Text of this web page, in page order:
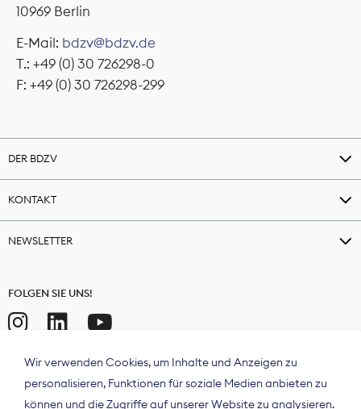
10969 Berlin
E-Mail: bdzv@bdzv.de
T.: +49 (0) 30 726298-0
F: +49 (0) 30 726298-299
DER BDZV
KONTAKT
NEWSLETTER
FOLGEN SIE UNS!
Wir verwenden Cookies, um Inhalte und Anzeigen zu
personalisieren, Funktionen für soziale Medien anbieten zu
können und die Zugriffe auf unserer Website zu analysieren.